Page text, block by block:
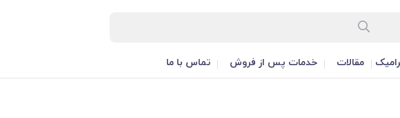
مقالات خدمات پس از فروش تماس با ما